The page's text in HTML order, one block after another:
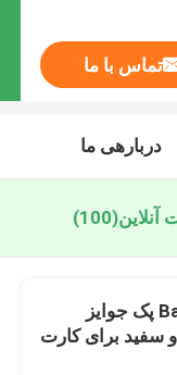
تماس با ما
دربارهی ما
(100)
سفارشی Baccarat پک جوایز
سفید برای کارت